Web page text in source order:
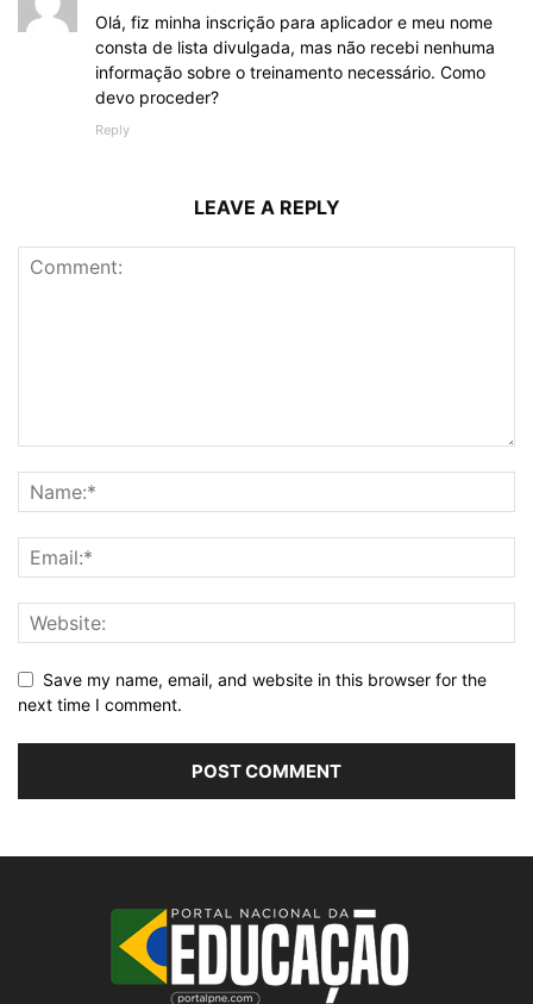
Olá, fiz minha inscrição para aplicador e meu nome
consta de lista divulgada, mas não recebi nenhuma
informação sobre o treinamento necessário. Como
devo proceder?
Reply
LEAVE A REPLY
Save my name, email, and website in this browser for the
next time I comment.